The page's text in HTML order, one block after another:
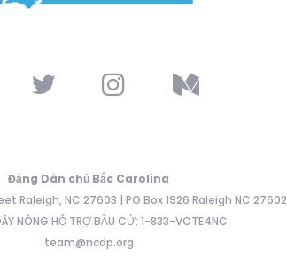
Đảng Dân chủ Bắc Carolina
Raleigh, NC 27603 | PO Box 1926 Raleigh NC 27602
NÓNG HỖ TRỢ BẦU CỬ: 1-833-VOTE4NC
team@ncdp.org